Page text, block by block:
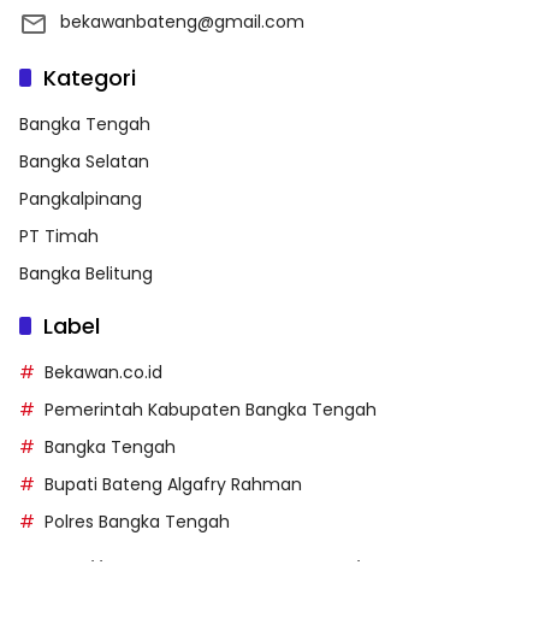
bekawanbateng@gmail.com
Kategori
Bangka Tengah
Bangka Selatan
Pangkalpinang
PT Timah
Bangka Belitung
Label
Bekawan.co.id
Pemerintah Kabupaten Bangka Tengah
Bangka Tengah
Bupati Bateng Algafry Rahman
Polres Bangka Tengah